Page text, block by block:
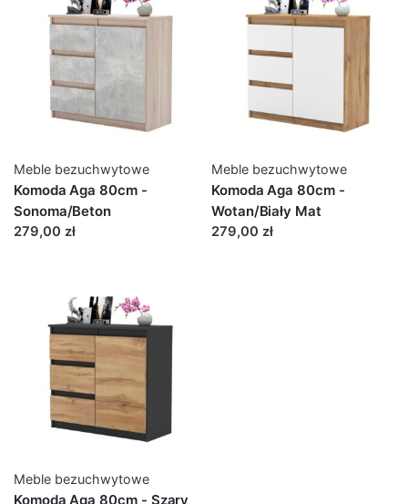
Meble bezuchwytowe
Komoda Aga 80cm -
Sonoma/Beton
279,00 zł
Meble bezuchwytowe
Komoda Aga 80cm -
Wotan/Biały Mat
279,00 zł
Meble bezuchwytowe
Komoda Aga 80cm - Szary